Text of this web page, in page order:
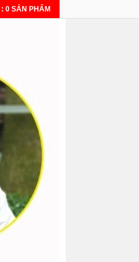
: 0 SẢN PHẨM